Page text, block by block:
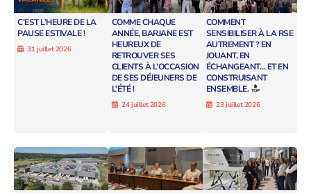
C’EST L’HEURE DE LA
PAUSE ESTIVALE !
31 juillet 2026
COMME CHAQUE
ANNÉE, BARJANE EST
HEUREUX DE
RETROUVER SES
CLIENTS À L’OCCASION
DE SES DÉJEUNERS DE
L’ÉTÉ !
24 juillet 2026
COMMENT
SENSIBILISER À LA RSE
AUTREMENT ? EN
JOUANT, EN
ÉCHANGEANT… ET EN
CONSTRUISANT
ENSEMBLE.
23 juillet 2026